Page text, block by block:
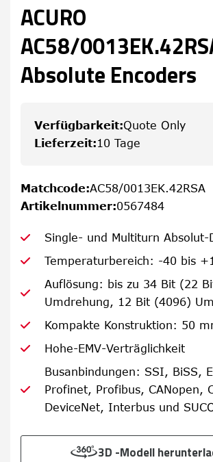
ACURO
AC58/
Absolute Encoders
Verfügbarkeit:Quote Only
Lieferzeit:10 Tage
Matchcode:AC58/0013EK.42RSA
Artikelnummer:0567484
Single- und Multiturn Absolut-
Temperaturbereich: -40 bis
Auflösung: bis zu 34 Bit (22
Umdrehung, 12 Bit (4096)
Kompakte Konstruktion: 50
Hohe-EMV-Verträglichkeit
Busanbindungen: SSI, BiSS,
Profinet, Profibus, CANopen,
DeviceNet, Interbus und
3D -Modell